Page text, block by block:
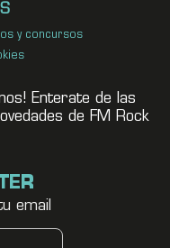
y concursos
Enterate de las
de FM Rock
email